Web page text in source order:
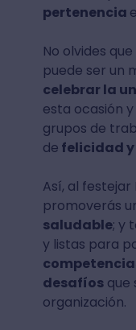
pertenencia
No olvides
puede ser un
celebrar la
esta ocasión
grupos de
de felicidad
Así, al
promoverás
saludable; y
y listas para
desafíosque
organización.